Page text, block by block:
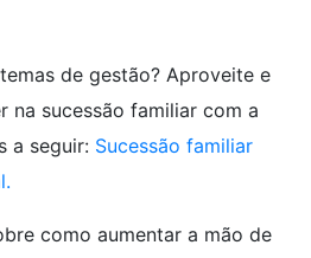
de gestão? Aproveite e
na sucessão familiar com a
a seguir: Sucessão familiar
como aumentar a mão de